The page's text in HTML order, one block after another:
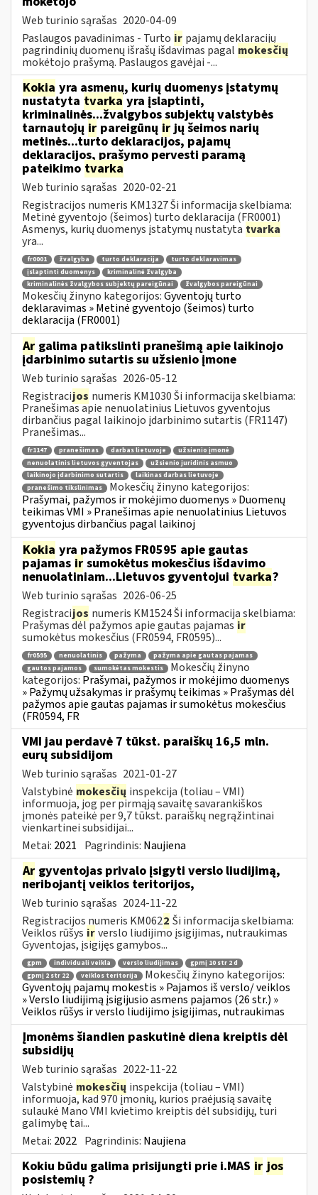
Web turinio sąrašas 2020-04-09
Paslaugos pavadinimas - Turto ir pajamų deklaracijų
pagrindinių duomenų išrašų išdavimas pagal mokesčių
mokėtojo prašymą. Paslaugos gavėjai -...
Kokia yra asmenų, kurių duomenys įstatymų
nustatyta tvarka yra įslaptinti,
kriminalinės...žvalgybos subjektų valstybės
tarnautojų ir pareigūnų irjų šeimos narių
metinės...turto deklaracijos, pajamų
deklaracijos, prašymo pervesti paramą
pateikimo tvarka
Web turinio sąrašas 2020-02-21
Registracijos numeris KM1327 Ši informacija skelbiama:
Metinė gyventojo (šeimos) turto deklaracija (FR0001)
Asmenys, kurių duomenys įstatymų nustatyta tvarka
yra...
fr0001 žvalgyba turto deklaracija
turto deklaravimas
įslaptinti duomenys
kriminalinė žvalgyba
kriminalinės žvalgybos subjektų pareigūnai
žvalgybos pareigūnai
Mokesčių žinyno kategorijos:Gyventojų turto
deklaravimas » Metinė gyventojo (šeimos) turto
deklaracija (FR0001)
Ar galima patikslinti pranešimą apie laikinojo
įdarbinimo sutartis su užsienio įmone
Web turinio sąrašas 2026-05-12
Registracijos numeris KM1030 Ši informacija skelbiama:
Pranešimas apie nenuolatinius Lietuvos gyventojus
dirbančius pagal laikinojo įdarbinimo sutartis (FR1147)
Pranešimas...
fr1147 pranešimas darbas lietuvoje
užsienio įmonė
nenuolatinis lietuvos gyventojas
užsienio juridinis asmuo
laikinojo įdarbinimo sutartis
laikinas darbas lietuvoje
pranešimo tikslinimas
Mokesčių žinyno kategorijos:
Prašymai, pažymos ir mokėjimo duomenys » Duomenų
teikimas VMI » Pranešimas apie nenuolatinius Lietuvos
gyventojus dirbančius pagal laikinoj
Kokia yra pažymos FR0595 apie gautas
pajamas ir sumokėtus mokesčius išdavimo
nenuolatiniam...Lietuvos gyventojui tvarka?
Web turinio sąrašas 2026-06-25
Registracijos numeris KM1524 Ši informacija skelbiama:
Prašymas dėl pažymos apie gautas pajamas ir
sumokėtus mokesčius (FR0594, FR0595)...
fr0595 nenuolatinis pažyma
pažyma apie gautas pajamas
gautos pajamos
sumokėtas mokestis
Mokesčių žinyno
kategorijos: Prašymai, pažymos ir mokėjimo duomenys
» Pažymų užsakymas ir prašymų teikimas » Prašymas dėl
pažymos apie gautas pajamas ir sumokėtus mokesčius
(FR0594, FR
VMI jau perdavė 7 tūkst. paraiškų 16,5 mln.
eurų subsidijom
Web turinio sąrašas 2021-01-27
Valstybinė mokesčių inspekcija (toliau – VMI)
informuoja, jog per pirmąją savaitę savarankiškos
įmonės pateikė per 9,7 tūkst. paraiškų negrąžintinai
vienkartinei subsidijai...
Metai: 2021 Pagrindinis: Naujiena
Ar gyventojas privalo įsigyti verslo liudijimą,
neribojantį veiklos teritorijos,
Web turinio sąrašas 2024-11-22
Registracijos numeris KM0622 Ši informacija skelbiama:
Veiklos rūšys irverslo liudijimo įsigijimas, nutraukimas
Gyventojas, įsigijęs gamybos...
gpm individuali veikla verslo liudijimas
gpmį 10 str 2 d
gpmį 2 str 22
veiklos teritorija
Mokesčių žinyno kategorijos:
Gyventojų pajamų mokestis » Pajamos iš verslo/ veiklos
» Verslo liudijimą įsigijusio asmens pajamos (26 str.) »
Veiklos rūšys ir verslo liudijimo įsigijimas, nutraukimas
Įmonėms šiandien paskutinė diena kreiptis dėl
subsidijų
Web turinio sąrašas 2022-11-22
Valstybinė mokesčių inspekcija (toliau – VMI)
informuoja, kad 970 įmonių, kurios praėjusią savaitę
sulaukė Mano VMI kvietimo kreiptis dėl subsidijų, turi
galimybę tai...
Metai: 2022 Pagrindinis: Naujiena
Kokiu būdu galima prisijungti prie i.MAS ir jos
posistemių ?